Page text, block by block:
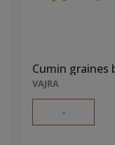
Cumin graines
VAJRA
-